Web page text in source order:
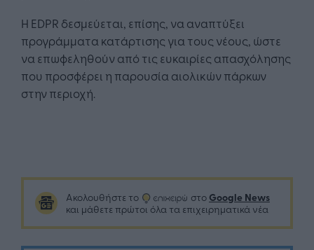
Η EDPR δεσμεύεται, επίσης, να αναπτύξει
προγράμματα κατάρτισης για τους νέους, ώστε
να επωφεληθούν από τις ευκαιρίες απασχόλησης
που προσφέρει η παρουσία αιολικών πάρκων
στην περιοχή.
Ακολουθήστε το στο Google News
και μάθετε πρώτοι όλα τα επιχειρηματικά νέα